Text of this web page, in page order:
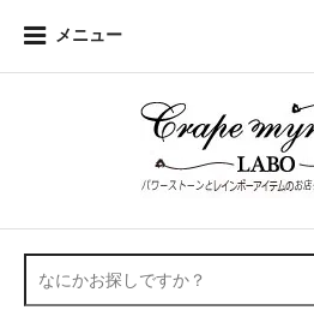
メニュー